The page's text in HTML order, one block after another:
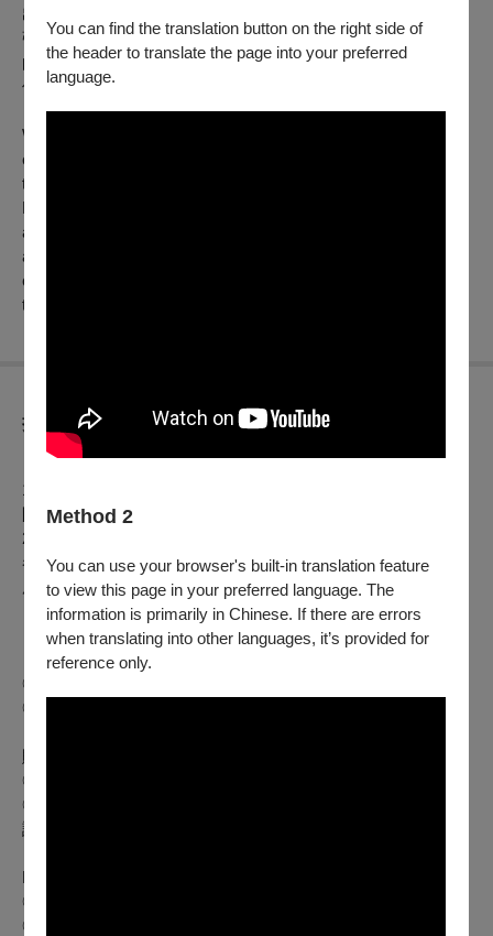
You can find the translation button on the right side of
the header to translate the page into your preferred
language.
Method 2
You can use your browser's built-in translation feature
to view this page in your preferred language. The
information is primarily in Chinese. If there are errors
when translating into other languages, it’s provided for
reference only.
出一系列反叛、顛覆類型之作。本片不僅成為黑幫電影邪典，
張狂的舞台化美學更讓昆汀《追殺比爾》諧仿致敬。大膽濃郁
的用色、誇張諧趣的空間營造，在商業片型開創出別開生面的
偏鋒。
When the Kurata gang dissolves to go legitimate, former
enforcer Tetsu takes the blame for a murder engineered by
their rival Otsuka, choosing exile to shield his aging boss.
Heading north, he is hunted by both police and Otsuka's
assassin, Tatsuzo the Viper, swept into regional gang feuds
and unexpected alliances. As betrayal closes in, Tetsu
confronts the collapse of loyalties he once held sacred, drifting
toward a reckoning only a wanderer can face.
折扣方案
1. 凡持文化幣APP購買本中心電影票券，可享會員優惠價（僅
限於 OPENTIX 網站與 App 線上折抵，實體交易不適用）。
2. 憑文化幣購買「文化幣特選場票券」（場次有「文」圖樣
者），可享兩人同行，一人免費優惠（無法與其他優惠合併使
用）。
【愛Ｘ死Ｘ反叛者：日本新浪潮群像】
◎ 全票｜220元／張
◎ TFAI會員票｜學生票 180元／張
贈送限定馬口鐵盒一枚 ；主題節目別冊一本。
◎ 孩童票｜敬老票 110元／張
◎ 身心障礙票｜本場次設有身心障礙席次可免費索取，詳情
請洽售票櫃臺 02-8522-8000。
Love, Death & Rebels: The Japanese New Wave
◎ General: NTD 220/Ticket
◎ TFAI Member or Student: NTD 180/Ticket